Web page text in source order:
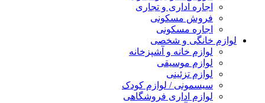
اجاره اداری و تجاری
فروش مسکونی
اجاره مسکونی
لوازم خانگی و شخصی
لوازم خانه و آشپزخانه
لوازم موسیقی
لوازم تزئینی
سیسمونی / لوازم کودک
لوازم اداری فروشگاهی